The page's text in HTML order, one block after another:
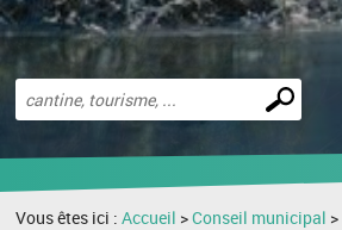
Effectuer
une
Vous êtes ici :Accueil >Conseil municipal >